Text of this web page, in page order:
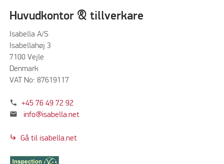
Huvudkontor & tillverkare
Isabella A/S
Isabellahøj 3
7100 Vejle
Denmark
VAT No: 87619117
phone +45 76 49 72 92
mail info@isabella.net
subdirectory_arrow_right Gå til isabella.net